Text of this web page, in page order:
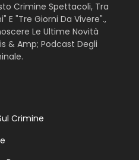
Crimine Spettacoli, Tra
E "Tre Giorni Da Vivere".,
Le Ultime Novità
& Amp; Podcast Degli
Crimine